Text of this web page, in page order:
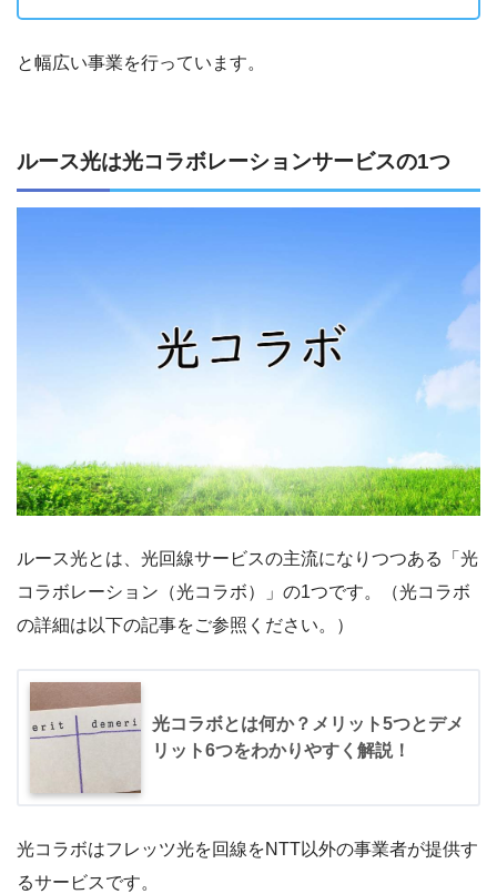
と幅広い事業を行っています。
ルース光は光コラボレーションサービスの1つ
ルース光とは、光回線サービスの主流になりつつある「光
コラボレーション（光コラボ）」の1つです。（光コラボ
の詳細は以下の記事をご参照ください。）
光コラボとは何か？メリット5つとデメ
リット6つをわかりやすく解説！
光コラボはフレッツ光を回線をNTT以外の事業者が提供す
るサービスです。